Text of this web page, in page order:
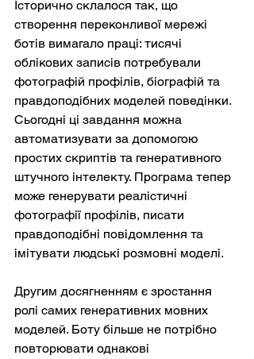
Історично склалося так, що
створення переконливої мережі
ботів вимагало праці: тисячі
облікових записів потребували
фотографій профілів, біографій та
правдоподібних моделей поведінки.
Сьогодні ці завдання можна
автоматизувати за допомогою
простих скриптів та генеративного
штучного інтелекту. Програма тепер
може генерувати реалістичні
фотографії профілів, писати
правдоподібні повідомлення та
імітувати людські розмовні моделі.
Другим досягненням є зростання
ролі самих генеративних мовних
моделей. Боту більше не потрібно
повторювати однакові